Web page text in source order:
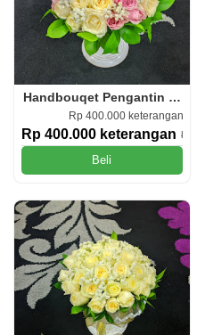
Handbouqet Pengantin
Rp 400.000 keterangan
Rp 400.000 keterangan Rp
Beli